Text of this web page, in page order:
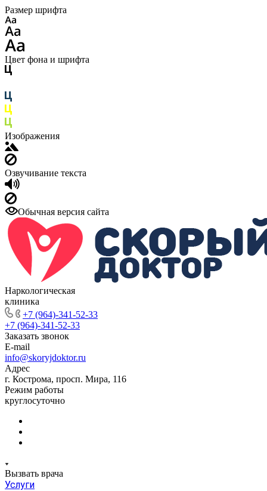
Размер шрифта
Цвет фона и шрифта
Изображения
Озвучивание текста
Обычная версия сайта
Наркологическая
клиника
+7 (964)-341-52-33
+7 (964)-341-52-33
Заказать звонок
E-mail
info@skoryjdoktor.ru
Адрес
г. Кострома, просп. Мира, 116
Режим работы
круглосуточно
Вызвать врача
Услуги